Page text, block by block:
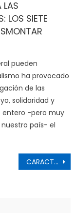
LAS
LOS SIETE
pueden
ha provocado
de las
solidaridad y
entero -pero muy
país- el
CARACTERISTICAS, COMPOSICION Y DINAMICA DE LOS ORGANISMOS DE BASE